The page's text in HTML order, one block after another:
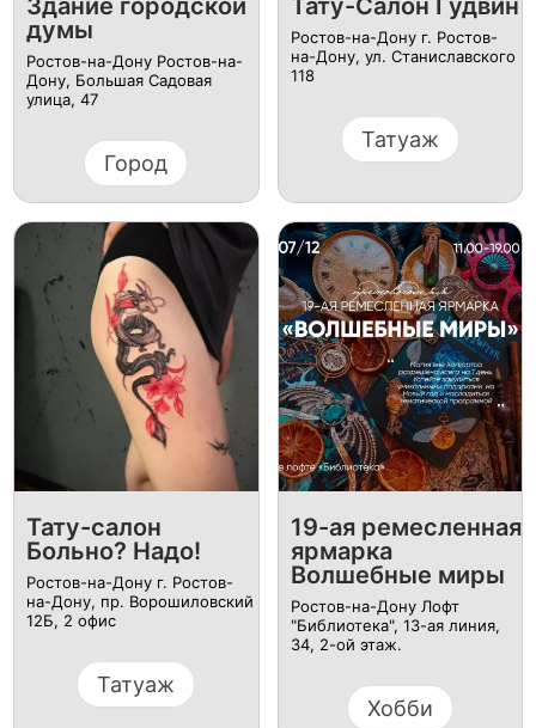
Здание городской
думы
Ростов-на-Дону Ростов-на-
Дону, Большая Садовая
улица, 47
Город
Тату-Салон Гудвин
Ростов-на-Дону г. Ростов-
на-Дону, ул. Станиславского
118
Татуаж
Тату-салон
Больно? Надо!
Ростов-на-Дону г. Ростов-
на-Дону, пр. Ворошиловский
12Б, ​2 офис
Татуаж
19-ая ремесленная
ярмарка
Волшебные миры
Ростов-на-Дону Лофт
"Библиотека", 13-ая линия,
34, 2-ой этаж.
Хобби